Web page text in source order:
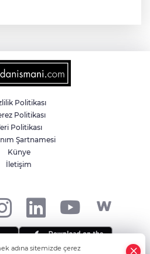
Çiftçi'den YÖK ziyareti
107 bin gıda denetimine 250
ceza kesildi
Türkiye' kanun teklifi TBMM'ye
Politikası
Politikası
Politikası
Şartnamesi
Künye
İletişim
adına sitemizde çerez